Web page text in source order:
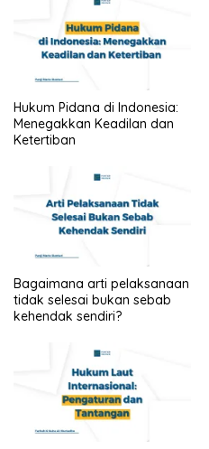
Hukum Pidana di Indonesia:
Menegakkan Keadilan dan
Ketertiban
Bagaimana arti pelaksanaan
tidak selesai bukan sebab
kehendak sendiri?